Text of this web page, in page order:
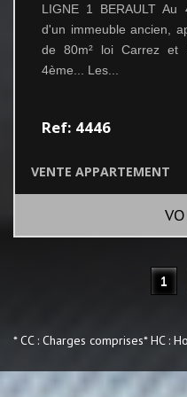
LIGNE 1 BERAULT Au
d'un immeuble ancien,
de 80m² loi Carrez et
4ème... Les...
Ref: 4446
VENTE APPARTEMENT
1
* CC : Charges comprises* HC :